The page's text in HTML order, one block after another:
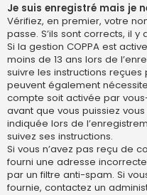
Je suis enregistré mais je
Vérifiez, en premier, votre
passe. S’ils sont corrects, il y
Si la gestion COPPA est
moins de 13 ans lors de
suivre les instructions
peuvent également
compte soit activée par
avant que vous puissiez
indiquée lors de
suivez ses instructions.
Si vous n’avez pas reçu de
fourni une adresse
par un filtre anti-spam. Si
fournie, contactez un